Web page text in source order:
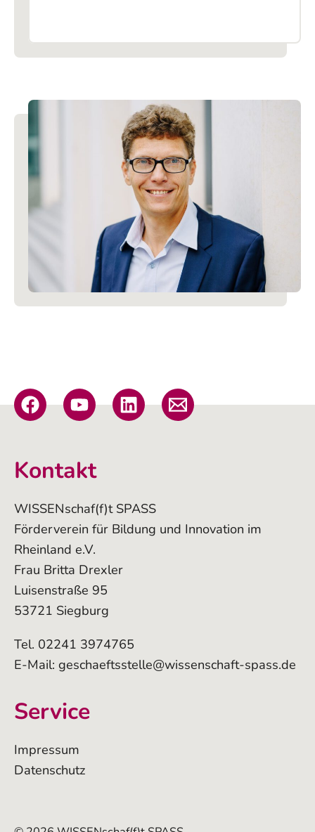
Kontakt
WISSENschaf(f)t SPASS
Förderverein für Bildung und Innovation im
Rheinland e.V.
Frau Britta Drexler
Luisenstraße 95
53721 Siegburg
Tel. 02241 3974765
E-Mail: geschaeftsstelle@wissenschaft-spass.de
Service
Impressum
Datenschutz